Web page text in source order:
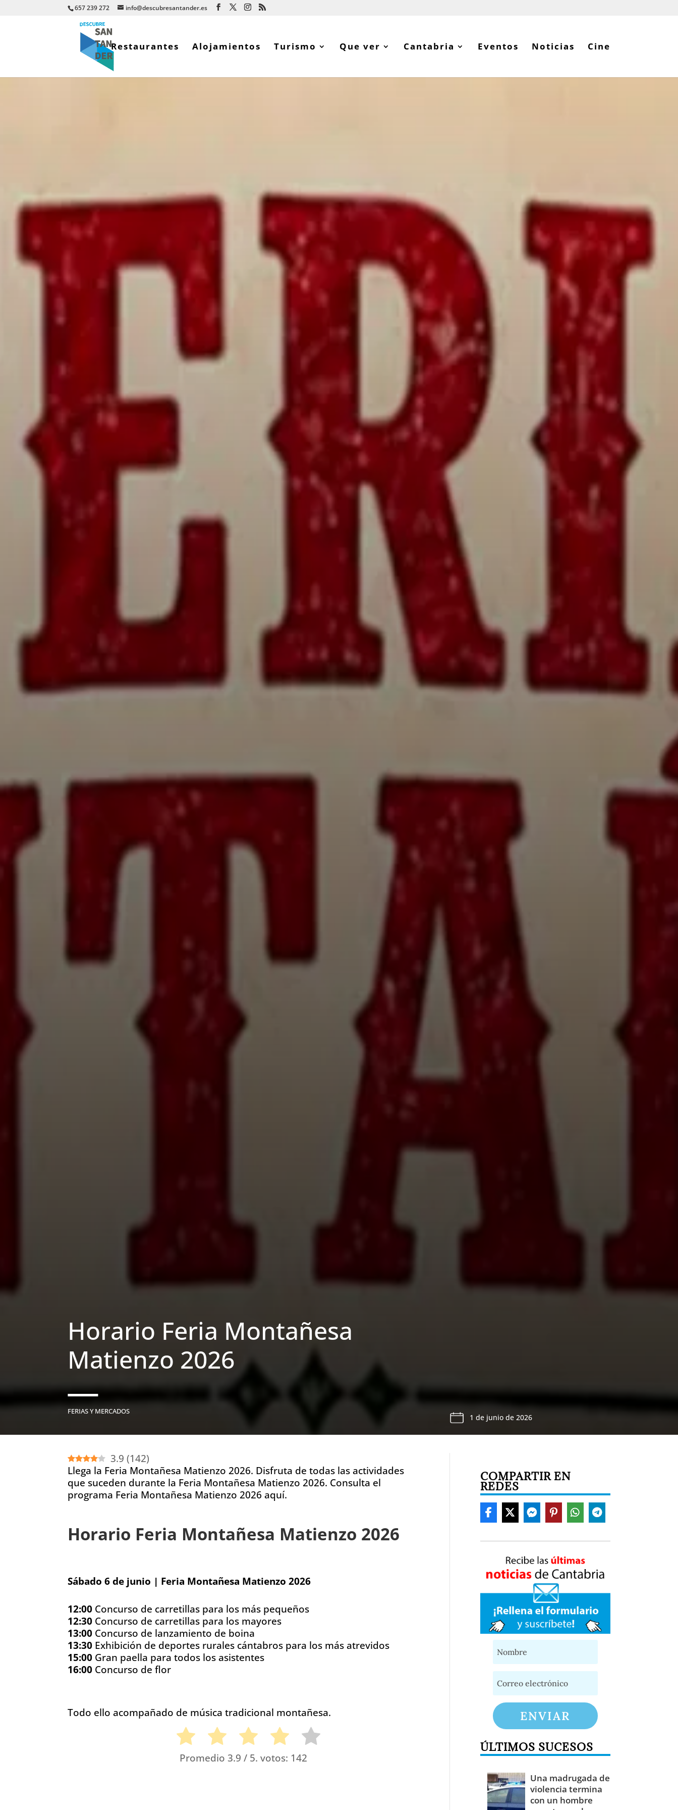
657 239 272 info@descubresantander.es
Restaurantes Alojamientos Turismo Que ver Cantabria Eventos Noticias Cine
Horario Feria Montañesa
Matienzo 2026
FERIAS Y MERCADOS
1 de junio de 2026
3.9 (142)
Llega la Feria Montañesa Matienzo 2026. Disfruta de todas las actividades
que suceden durante la Feria Montañesa Matienzo 2026. Consulta el
programa Feria Montañesa Matienzo 2026 aquí.
Horario Feria Montañesa Matienzo 2026
Sábado 6 de junio | Feria Montañesa Matienzo 2026
12:00 Concurso de carretillas para los más pequeños
12:30 Concurso de carretillas para los mayores
13:00 Concurso de lanzamiento de boina
13:30 Exhibición de deportes rurales cántabros para los más atrevidos
15:00 Gran paella para todos los asistentes
16:00 Concurso de flor
Todo ello acompañado de música tradicional montañesa.
Promedio3.9 / 5. votos: 142
COMPARTIR EN
REDES
ENVIAR
ÚLTIMOS SUCESOS
Una madrugada de
violencia termina
con un hombre